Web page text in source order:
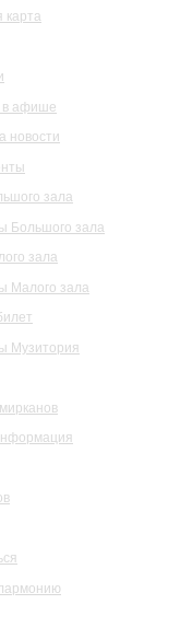
карта
в афише
новости
зала
Большого зала
зала
Малого зала
Музитория